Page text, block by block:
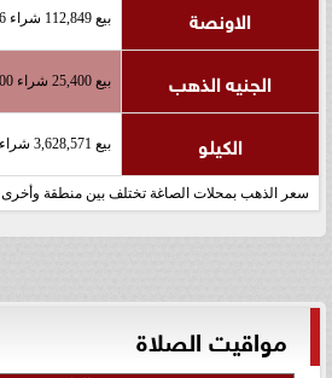
الاونصة بيع 112,849 شراء 114,626
الجنيه الذهب بيع 25,400 شراء 25,800
الكيلو بيع 3,628,571 شراء 3,685,714
سعر الذهب بمحلات الصاغة تختلف بين منطقة وأخرى
مواقيت الصلاة